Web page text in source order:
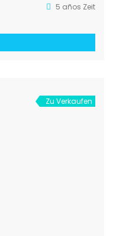
5 años Zeit
Zu Verkaufen